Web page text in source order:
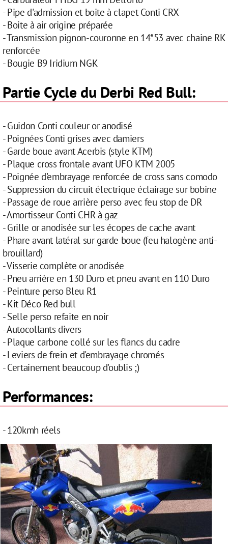
- Pipe d'admission et boite à clapet Conti CRX
- Boite à air origine préparée
- Transmission pignon-couronne en 14*53 avec chaine RK
renforcée
- Bougie B9 Iridium NGK
Partie Cycle du Derbi Red Bull:
- Guidon Conti couleur or anodisé
- Poignées Conti grises avec damiers
- Garde boue avant Acerbis (style KTM)
- Plaque cross frontale avant UFO KTM 2005
- Poignée d'embrayage renforcée de cross sans comodo
- Suppression du circuit électrique éclairage sur bobine
- Passage de roue arrière perso avec feu stop de DR
- Amortisseur Conti CHR à gaz
- Grille or anodisée sur les écopes de cache avant
- Phare avant latéral sur garde boue (feu halogène anti-
brouillard)
- Visserie complète or anodisée
- Pneu arrière en 130 Duro et pneu avant en 110 Duro
- Peinture perso Bleu R1
- Kit Déco Red bull
- Selle perso refaite en noir
- Autocollants divers
- Plaque carbone collé sur les flancs du cadre
- Leviers de frein et d'embrayage chromés
- Certainement beaucoup d'oublis ;)
Performances:
- 120kmh réels